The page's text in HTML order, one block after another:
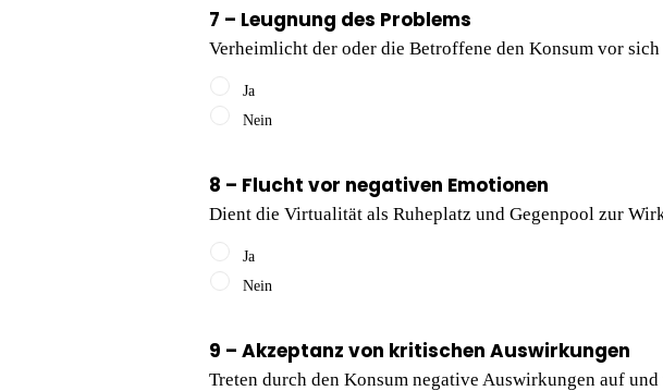
7 – Leugnung des Problems
Verheimlicht der oder die Betroffene den Konsum vor
Ja
Nein
8 – Flucht vor negativen Emotionen
Dient die Virtualität als Ruheplatz und Gegenpool zur
Ja
Nein
9 – Akzeptanz von kritischen Auswirkungen
Treten durch den Konsum negative Auswirkungen auf